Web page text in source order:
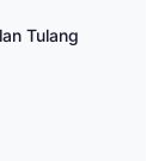
Tulang